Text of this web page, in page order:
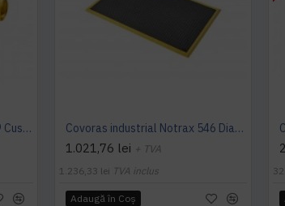
Covoras industrial Notrax 489 Cushion Flex®, 91 x 210 cm Covoras industrial Notrax 546 Diamond FlexTM, 102 x 163 cm
1.021,76 lei + TVA
1.236,33 lei TVA inclus
Adaugă în Coş